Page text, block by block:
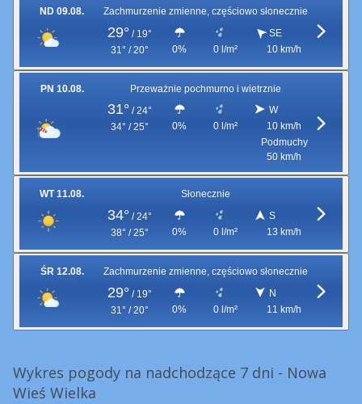
ND 09.08. Zachmurzenie zmienne, częściowo słonecznie
29° / 19°
31° / 20°
0% 0 l/m²
SE
10 km/h
PN 10.08. Przeważnie pochmurno i wietrznie
31° / 24°
34° / 25°
0% 0 l/m²
W
10 km/h
Podmuchy
50 km/h
WT 11.08. Słonecznie
34° / 24°
38° / 25°
0% 0 l/m²
S
13 km/h
ŚR 12.08. Zachmurzenie zmienne, częściowo słonecznie
29° / 19°
31° / 20°
0% 0 l/m²
N
11 km/h
Wykres pogody na nadchodzące 7 dni - Nowa
Wieś Wielka